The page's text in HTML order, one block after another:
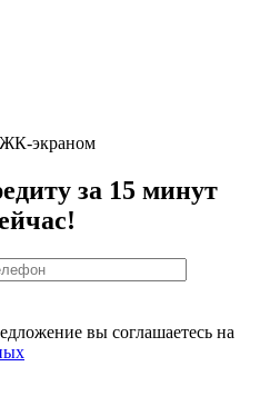
ЖК-экраном
за 15 минут
вы соглашаетесь на